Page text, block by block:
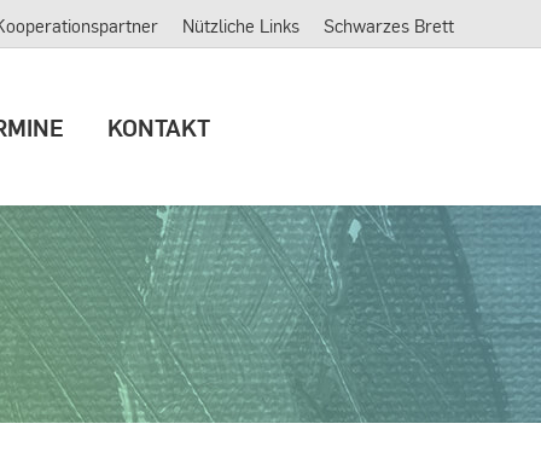
Nützliche Links Schwarzes Brett
KONTAKT